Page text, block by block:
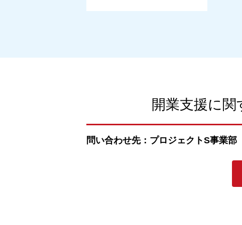
開業支援に
問い合わせ先：プロジェクトS事業部